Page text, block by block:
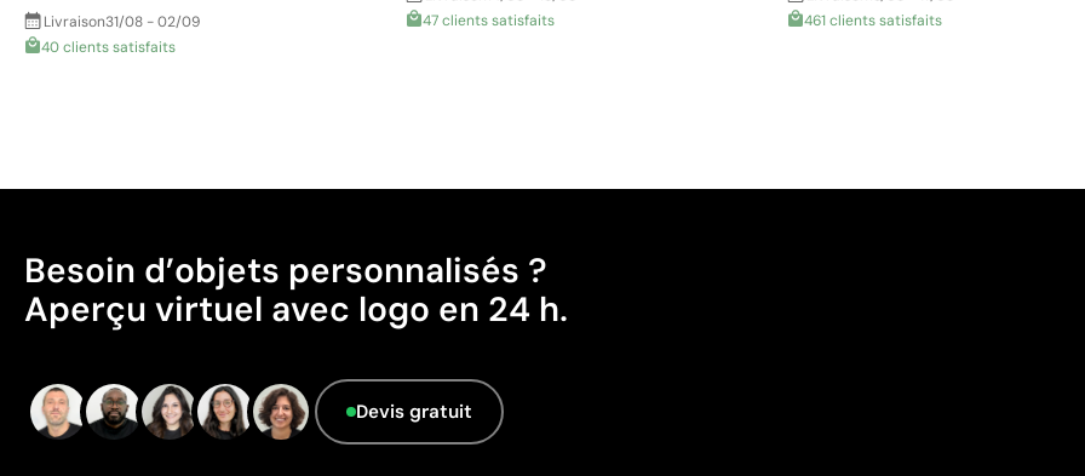
Livraison31/08 - 02/09
40 clients satisfaits
47 clients satisfaits
461 clients satisfaits
Besoin d’objets personnalisés ?
Aperçu virtuel avec logo en 24 h.
Devis gratuit